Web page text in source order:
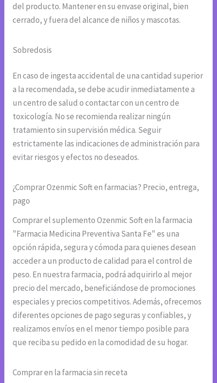
del producto. Mantener en su envase original, bien
cerrado, y fuera del alcance de niños y mascotas.
Sobredosis
En caso de ingesta accidental de una cantidad superior
a la recomendada, se debe acudir inmediatamente a
un centro de salud o contactar con un centro de
toxicología. No se recomienda realizar ningún
tratamiento sin supervisión médica. Seguir
estrictamente las indicaciones de administración para
evitar riesgos y efectos no deseados.
¿Comprar Ozenmic Soft en farmacias? Precio, entrega,
pago
Comprar el suplemento Ozenmic Soft en la farmacia
"Farmacia Medicina Preventiva Santa Fe" es una
opción rápida, segura y cómoda para quienes desean
acceder a un producto de calidad para el control de
peso. En nuestra farmacia, podrá adquirirlo al mejor
precio del mercado, beneficiándose de promociones
especiales y precios competitivos. Además, ofrecemos
diferentes opciones de pago seguras y confiables, y
realizamos envíos en el menor tiempo posible para
que reciba su pedido en la comodidad de su hogar.
Comprar en la farmacia sin receta